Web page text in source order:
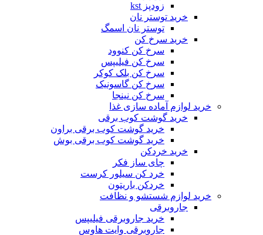
زودپز kst
خرید توستر نان
توستر نان اسمگ
خرید سرخ کن
سرخ کن کنوود
سرخ کن فیلیپس
سرخ کن بلک کوکر
سرخ کن گاسونیک
سرخ کن نینجا
خرید لوازم آماده سازی غذا
خرید گوشت کوب برقی
خرید گوشت کوب برقی براون
خرید گوشت کوب برقی بوش
خرید خردکن
چای ساز فکر
خرد کن سیلور کرست
خردکن باریتون
خرید لوازم شستشو و نظافت
جاروبرقی
خرید جاروبرقی فیلیپس
جاروبرقی وایت هاوس